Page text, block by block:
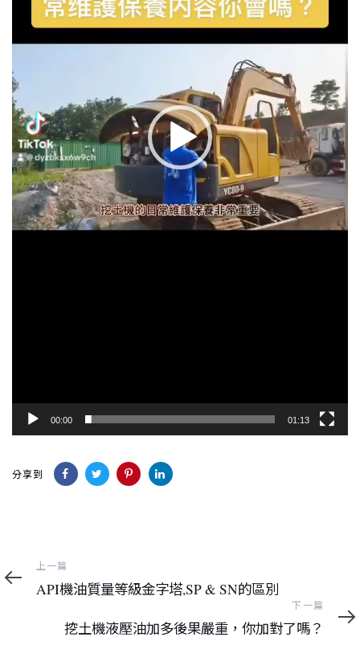
00:00 01:13
分享到
上
一
篇
上一篇
API機油質量等級金字塔,SP & SN的區別
一
篇
下一篇
挖土機液壓油加多後果嚴重，你加對了嗎？